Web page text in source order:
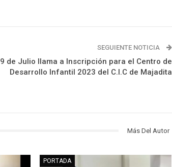
SEGUIENTE NOTICIA
9 de Julio llama a Inscripción para el Centro de
Desarrollo Infantil 2023 del C.I.C de Majadita
Más Del Autor
PORTADA